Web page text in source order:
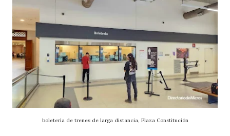
boletería de trenes de larga distancia, Plaza Constitución